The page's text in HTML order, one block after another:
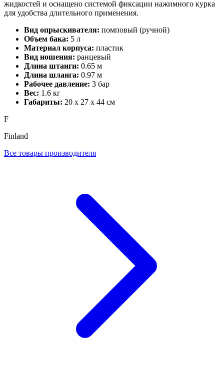
жидкостей и оснащено системой фиксации нажимного курка
для удобства длительного применения.
Вид опрыскивателя: помповый (ручной)
Объем бака: 5 л
Материал корпуса: пластик
Вид ношения: ранцевый
Длина штанги: 0.65 м
Длина шланга: 0.97 м
Рабочее давление: 3 бар
Вес: 1.6 кг
Габариты: 20 х 27 х 44 см
F
Finland
Все товары производителя